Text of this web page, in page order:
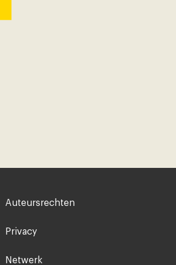
Voet
Auteursrechten
Privacy
Netwerk